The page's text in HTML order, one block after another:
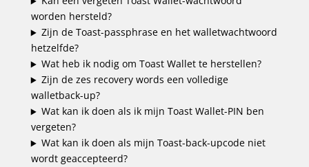
worden hersteld?
Zijn de Toast-passphrase en het walletwachtwoord
hetzelfde?
Wat heb ik nodig om Toast Wallet te herstellen?
Zijn de zes recovery words een volledige
walletback-up?
Wat kan ik doen als ik mijn Toast Wallet-PIN ben
vergeten?
Wat kan ik doen als mijn Toast-back-upcode niet
wordt geaccepteerd?